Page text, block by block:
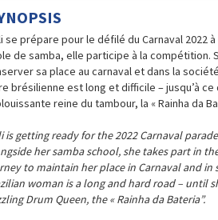
se prépare pour le défilé du Carnaval 2022
de samba, elle participe à la compétition.
sa place au carnaval et dans la
brésilienne est long et difficile – jusqu’à
reine du tambour, la « Rainha da
is getting ready for the 2022 Carnaval
her samba school, she takes part in
to maintain her place in Carnaval and in
woman is a long and hard road – until
Drum Queen, the « Rainha da Bateria”.